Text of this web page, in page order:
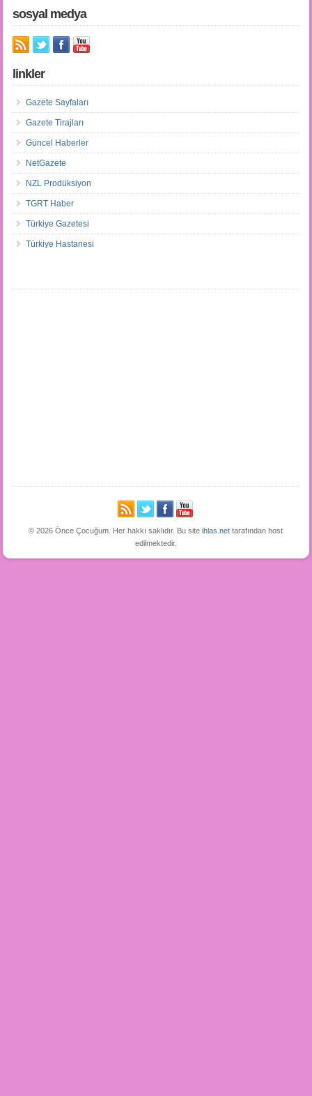
sosyal medya
linkler
Gazete Sayfaları
Gazete Tirajları
Güncel Haberler
NetGazete
NZL Prodüksiyon
TGRT Haber
Türkiye Gazetesi
Türkiye Hastanesi
© 2026 Önce Çocuğum. Her hakkı saklıdır. Bu siteihlas.net tarafından host
edilmektedir.